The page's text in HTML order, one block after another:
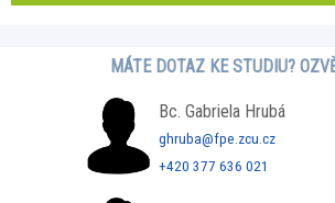
MÁTE DOTAZ KE STUDIU?
Bc. Gabriela Hrubá
ghruba@fpe.zcu.cz
+420 377 636 021